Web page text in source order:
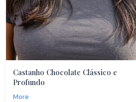
Castanho Chocolate Clássico e
Profundo
More